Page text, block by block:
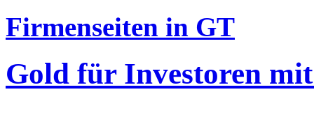
Firmenseiten in GT
Gold für Investoren